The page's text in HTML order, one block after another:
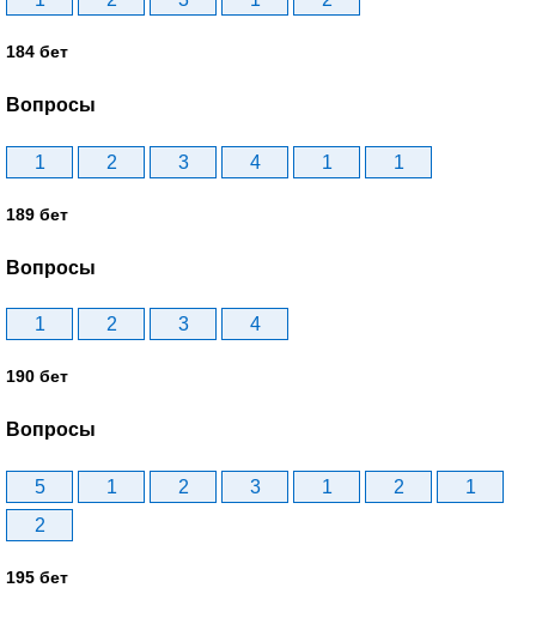
184 бет
Вопросы
1 2 3 4 1 1
189 бет
Вопросы
1 2 3 4
190 бет
Вопросы
5 1 2 3 1 2
1
2
195 бет